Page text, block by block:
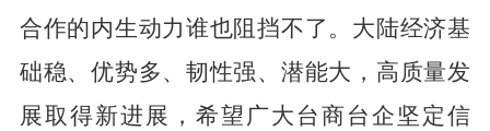
合作的内生动力谁也阻挡不了。大陆经济基
础稳、优势多、韧性强、潜能大，高质量发
展取得新进展，希望广大台商台企坚定信